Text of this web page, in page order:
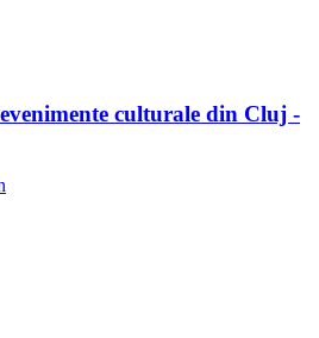
culturale din Cluj -